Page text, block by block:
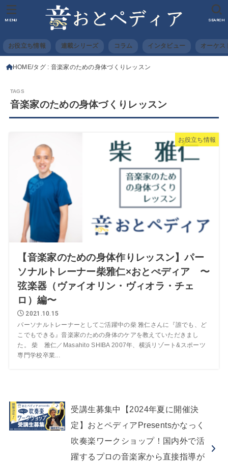
お役立ち情報 連載シリーズ コラム インタビュー オーケス
SEARCH
MENU
HOME タグ : 音楽家のための身体づくりレッスン
音楽家のための身体づくりレッスン
お役立ち情報
【音楽家のための身体作りレッスン】パー
ソナルトレーナー柴雅仁×おとぺディア 〜
弦楽器（ヴァイオリン・ヴィオラ・チェ
ロ）編〜
2021.10.15
パーソナルトレーナーとしてご活躍中の柴 雅仁さんに『誰でも、ど
こでもできる』音楽家のための身体のケアを教えていただきまし
た。 柴 雅仁／Masahito SHIBA 2007年、横浜リゾート&スポーツ
専門学校卒業...
受講生募集中【2024年夏に開催決
定】おとペディアPresentsかなっく
吹奏楽ワークショップ！国内外で活
躍するプロの音楽家から直接指導が